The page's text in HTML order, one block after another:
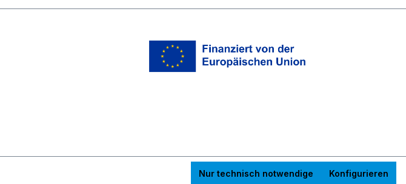
Nur technisch notwendige Konfigurieren